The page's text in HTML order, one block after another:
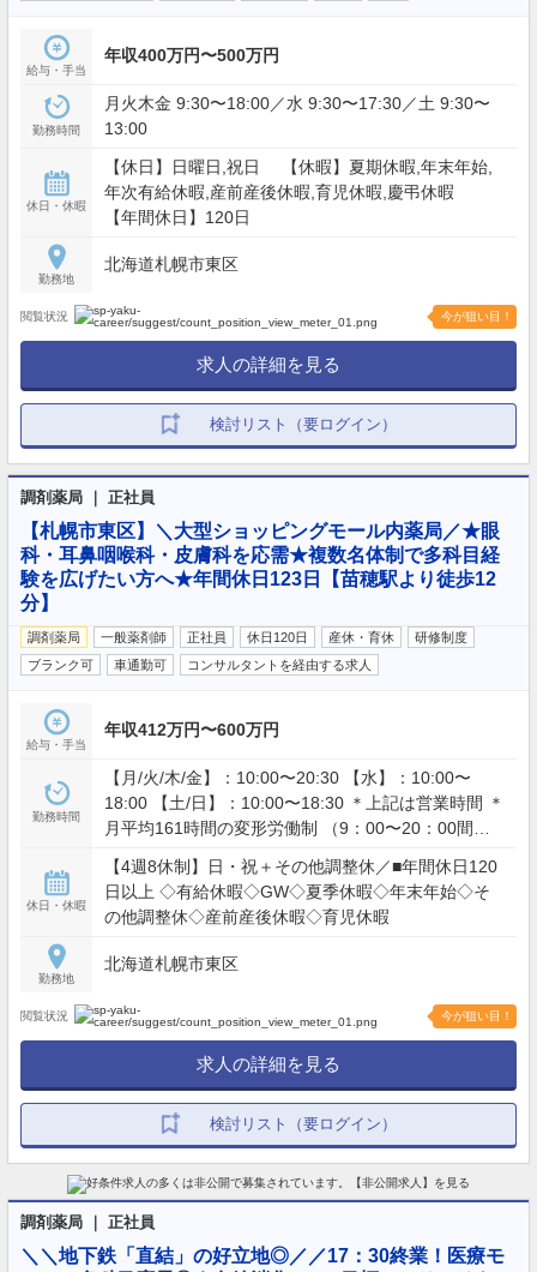
給与・手当
年収400万円〜500万円
勤務時間
月火木金 9:30〜18:00／水 9:30〜17:30／土 9:30〜
13:00
休日・休暇
【休日】日曜日,祝日 【休暇】夏期休暇,年末年始,
年次有給休暇,産前産後休暇,育児休暇,慶弔休暇
【年間休日】120日
勤務地
北海道札幌市東区
閲覧状況 今が狙い目！
求人の詳細を見る
検討リスト（要ログイン）
調剤薬局 ｜ 正社員
【札幌市東区】＼大型ショッピングモール内薬局／★眼
科・耳鼻咽喉科・皮膚科を応需★複数名体制で多科目経
験を広げたい方へ★年間休日123日【苗穂駅より徒歩12
分】
調剤薬局 一般薬剤師 正社員 休日120日 産休・育休
研修制度
ブランク可
車通勤可 コンサルタントを経由する求人
給与・手当
年収412万円〜600万円
勤務時間
【月/火/木/金】：10:00〜20:30 【水】：10:00〜
18:00 【土/日】：10:00〜18:30 ＊上記は営業時間 ＊
月平均161時間の変形労働制 （9：00〜20：00間で1
休日・休暇
【4週8休制】日・祝＋その他調整休／■年間休日120
日以上 ◇有給休暇◇GW◇夏季休暇◇年末年始◇そ
の他調整休◇産前産後休暇◇育児休暇
勤務地
北海道札幌市東区
閲覧状況 今が狙い目！
求人の詳細を見る
検討リスト（要ログイン）
調剤薬局 ｜ 正社員
＼＼地下鉄「直結」の好立地◎／／17：30終業！医療モ